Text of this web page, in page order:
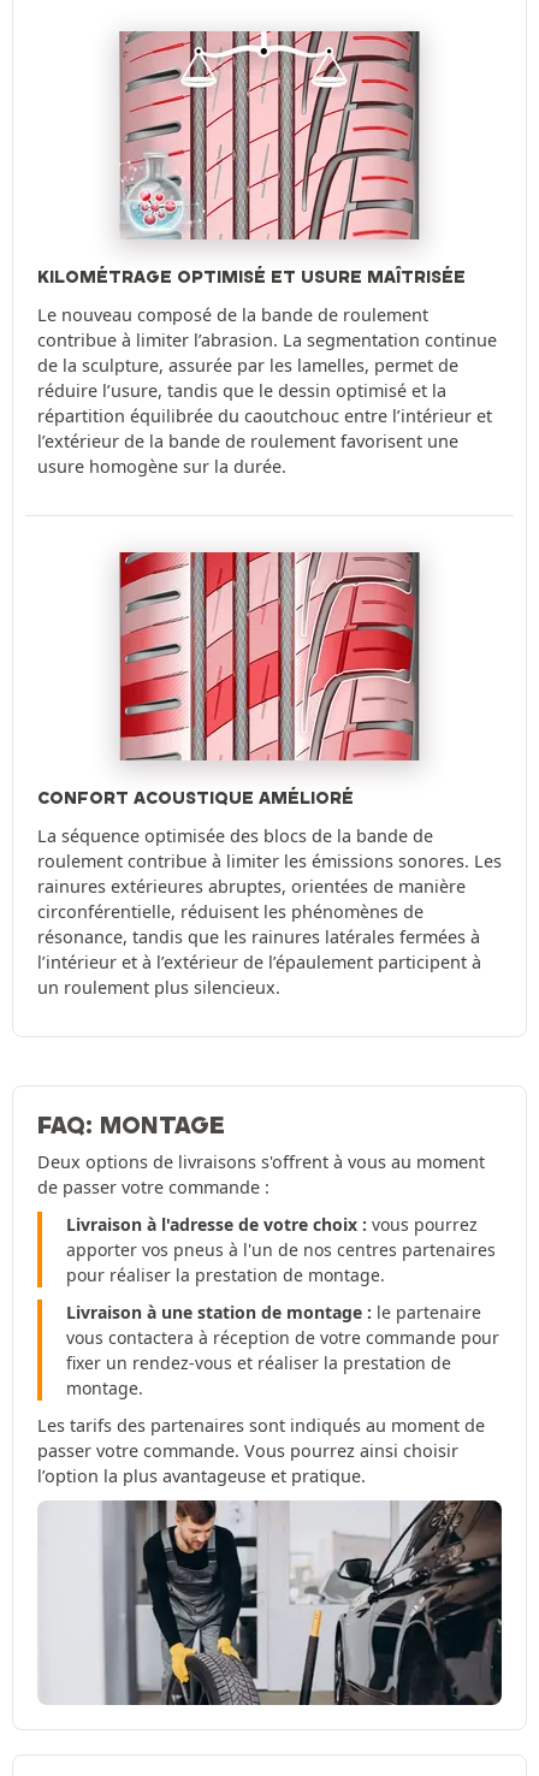
KILOMÉTRAGE OPTIMISÉ ET USURE MAÎTRISÉE
Le nouveau composé de la bande de roulement
contribue à limiter l’abrasion. La segmentation continue
de la sculpture, assurée par les lamelles, permet de
réduire l’usure, tandis que le dessin optimisé et la
répartition équilibrée du caoutchouc entre l’intérieur et
l’extérieur de la bande de roulement favorisent une
usure homogène sur la durée.
CONFORT ACOUSTIQUE AMÉLIORÉ
La séquence optimisée des blocs de la bande de
roulement contribue à limiter les émissions sonores. Les
rainures extérieures abruptes, orientées de manière
circonférentielle, réduisent les phénomènes de
résonance, tandis que les rainures latérales fermées à
l’intérieur et à l’extérieur de l’épaulement participent à
un roulement plus silencieux.
FAQ: MONTAGE
Deux options de livraisons s'offrent à vous au moment
de passer votre commande :
Livraison à l'adresse de votre choix : vous pourrez
apporter vos pneus à l'un de nos centres partenaires
pour réaliser la prestation de montage.
Livraison à une station de montage : le partenaire
vous contactera à réception de votre commande pour
fixer un rendez-vous et réaliser la prestation de
montage.
Les tarifs des partenaires sont indiqués au moment de
passer votre commande. Vous pourrez ainsi choisir
l’option la plus avantageuse et pratique.